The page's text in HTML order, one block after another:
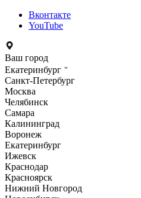
Вконтакте
YouTube
Ваш город
Екатеринбург
Санкт-Петербург
Москва
Челябинск
Самара
Калининград
Воронеж
Екатеринбург
Ижевск
Краснодар
Красноярск
Нижний Новгород